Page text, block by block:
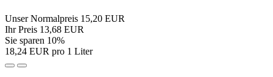
Unser Normalpreis 15,20 EUR
Ihr Preis 13,68 EUR
Sie sparen 10%
18,24 EUR pro 1 Liter